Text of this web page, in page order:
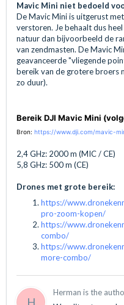
Mavic Mini niet bedoeld
De Mavic Mini is uitgerust
verstoren. Je behaalt dus
natuur dan bijvoorbeeld de
van zendmasten. De Mavic
geavanceerde "vliegende
bereik van de grotere broers
zo duur).
Bereik DJI Mavic Mini
Bron: https://www.dji.com/mavic-
2,4 GHz: 2000 m (MIC / CE)
5,8 GHz: 500 m (CE)
Drones met grote bereik:
https://
pro-zoom-kopen/
https://
combo/
https://
more-combo/
H
Herman is the